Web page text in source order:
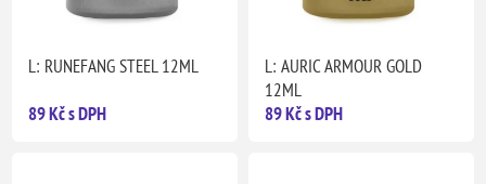
L: RUNEFANG STEEL 12ML
89 Kč s DPH
L: AURIC ARMOUR GOLD
12ML
89 Kč s DPH